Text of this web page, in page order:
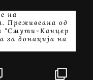
на
Преживеана од
"Смути-Канцер
за донација на